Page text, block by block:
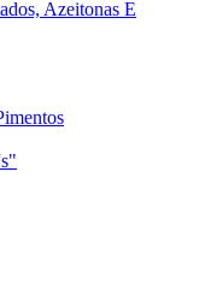
Azeitonas E